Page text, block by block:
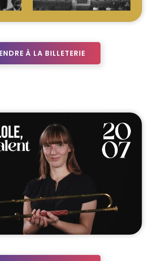
À LA BILLETERIE